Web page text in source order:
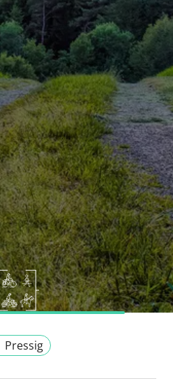
Pressig